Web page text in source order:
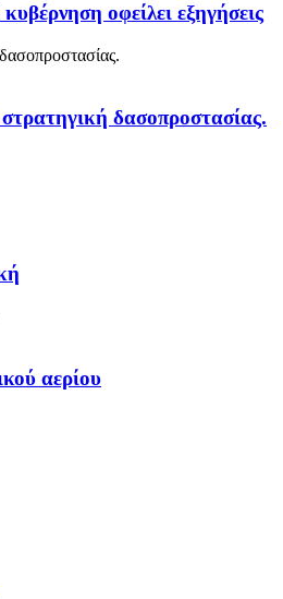
οφείλει εξηγήσεις
δασοπροστασίας.
αερίου